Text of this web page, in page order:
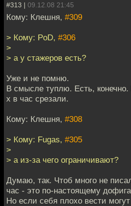
#313 | 09.12.08 21:45
Кому: Клешня, #309
> Кому: PoD, #306
>
> а у стажеров есть?
Уже и не помню.
В смысле туплю. Есть,
х в час срезали.
Кому: Клешня, #308
> Кому: Fugas, #305
>
> а из-за чего ограничивают?
Думаю, так. Чтоб много не
час - это по-настоящему
Но если себя плохо вести могут